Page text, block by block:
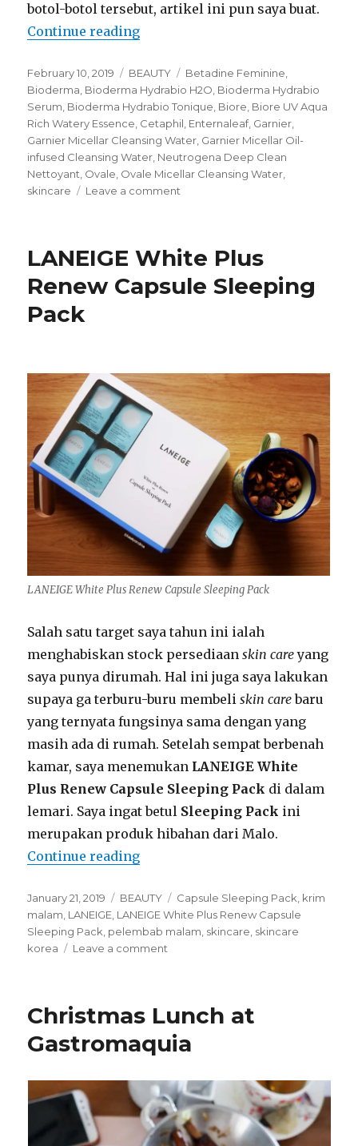
botol-botol tersebut, artikel ini pun saya buat.
Continue reading“My Empty Bottles January 2019”
Posted
on
February 10, 2019 Categories
BEAUTY Tags
Betadine Feminine,
Bioderma, Bioderma Hydrabio H2O, Bioderma Hydrabio
Serum, Bioderma Hydrabio Tonique, Biore, Biore UV Aqua
Rich Watery Essence, Cetaphil, Enternaleaf, Garnier,
Garnier Micellar Cleansing Water, Garnier Micellar Oil-
infused Cleansing Water, Neutrogena Deep Clean
Nettoyant, Ovale, Ovale Micellar Cleansing Water,
skincare
Leave a comment
January
LANEIGE White Plus
Renew Capsule Sleeping
Pack
LANEIGE White Plus Renew Capsule Sleeping Pack
Salah satu target saya tahun ini ialah
menghabiskan stock persediaanskin careyang
saya punya dirumah. Hal ini juga saya lakukan
supaya ga terburu-buru membeliskin carebaru
yang ternyata fungsinya sama dengan yang
masih ada di rumah. Setelah sempat berbenah
kamar, saya menemukan LANEIGE White
Plus Renew Capsule Sleeping Pack di dalam
lemari. Saya ingat betul Sleeping Pack ini
merupakan produk hibahan dari Malo.
Continue reading“LANEIGE White Plus Renew
Posted
on
January 21, 2019 Categories
BEAUTY Tags
Capsule Sleeping Pack krim
malam LANEIGE LANEIGE White Plus Renew Capsule
Sleeping Pack pelembab malam skincare skincare
korea
Leave a comment
Renew
Capsule
Sleeping
Christmas Lunch at
Gastromaquia